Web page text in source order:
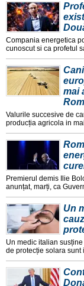
Compania energetica
cunoscut si ca profetul
mai
Valurile succesive de
producția agricola in
Premierul demis Ilie
anunțat, marți, ca
Un
Un medic italian
de protecție solara sunt